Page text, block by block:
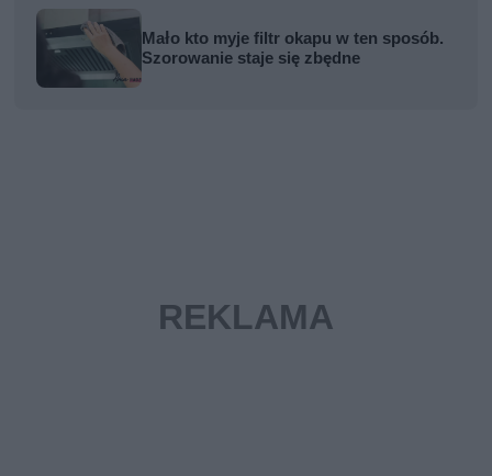
Mało kto myje filtr okapu w ten sposób.
Szorowanie staje się zbędne